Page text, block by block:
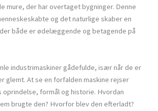
mure, der har overtaget bygninger. Denne
og det naturlige skaber en
både er ødelæggende og betagende på
industrimaskiner gådefulde, især når de er
glemt. At se en forfalden maskine rejser
oprindelse, formål og historie. Hvordan
brugte den? Hvorfor blev den efterladt?